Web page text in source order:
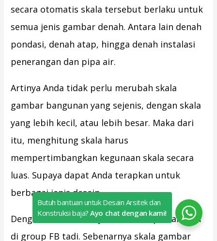
secara otomatis skala tersebut berlaku untuk
semua jenis gambar denah. Antara lain denah
pondasi, denah atap, hingga denah instalasi
penerangan dan pipa air.
Artinya Anda tidak perlu merubah skala
gambar bangunan yang sejenis, dengan skala
yang lebih kecil, atau lebih besar. Maka dari
itu, menghitung skala harus
mempertimbangkan kegunaan skala secara
luas. Supaya dapat Anda terapkan untuk
berbagai jenis desain.
Dengan demikian terjawab sudah pertanyaan
di group FB tadi. Sebenarnya skala gambar
Butuh bantuan untuk Desain Arsitek dan
Konstruksi baja?Ayo chat dengan kami!